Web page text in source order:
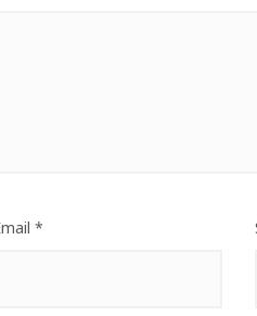
*